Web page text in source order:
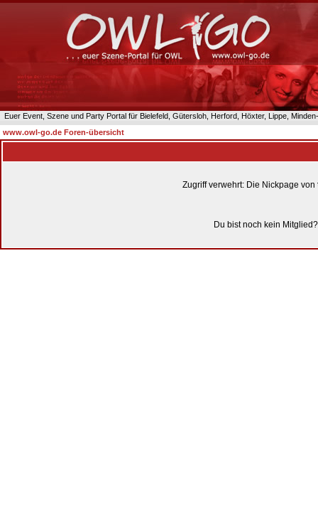
Euer Event, Szene und Party Portal für Bielefeld, Gütersloh, Herford, Höxter, Lippe,
www.owl-go.de Foren-übersicht
Zugriff verwehrt: Die Nickpage von
Du bist noch kein